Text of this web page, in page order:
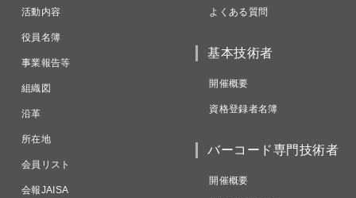
活動内容
役員名簿
事業報告等
組織図
沿革
所在地
会員リスト
会報JAISA
よくある質問
基本技術者
開催概要
資格登録者名簿
バーコード専門技術者
開催概要